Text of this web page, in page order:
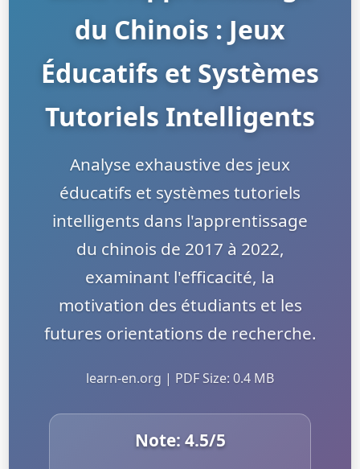
du Chinois : Jeux
Éducatifs et Systèmes
Tutoriels Intelligents
Analyse exhaustive des jeux
éducatifs et systèmes tutoriels
intelligents dans l'apprentissage
du chinois de 2017 à 2022,
examinant l'efficacité, la
motivation des étudiants et les
futures orientations de recherche.
learn-en.org | PDF Size: 0.4 MB
Note: 4.5/5